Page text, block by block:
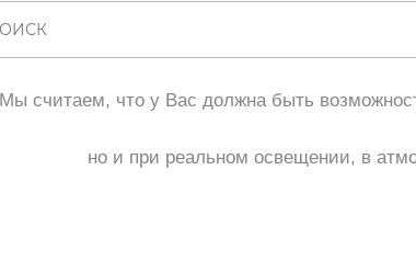
Мы считаем, что у Вас должна быть
но и при реальном освещении, в